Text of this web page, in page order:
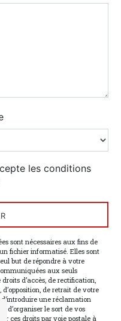
les conditions
sont nécessaires aux fins de
fichier informatisé. Elles sont
but de répondre à votre
aux seuls
d’accès, de rectification,
de retrait de votre
une réclamation
d’organiser le sort de vos
ces droits par voie postale à